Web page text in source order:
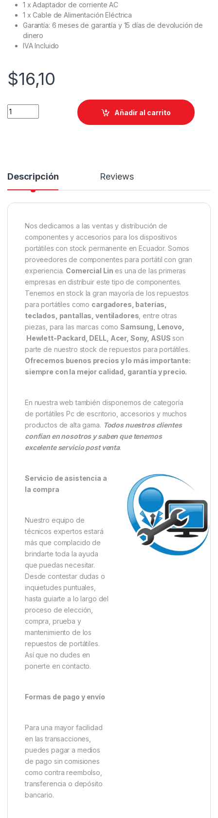
1 x Adaptador de corriente AC
1 x Cable de Alimentación Eléctrica
Garantía: 6 meses de garantía y 15 días de devolución de
dinero
IVA Incluido
$16,10
Añadir al carrito
Descripción Reviews
Nos dedicamos a las ventas y distribución de
componentes y accesorios para los dispositivos
portátiles con stock permanente en Ecuador. Somos
proveedores de componentes para portátil con gran
experiencia. Comercial Lin es una de las primeras
empresas en distribuir este tipo de componentes.
Tenemos en stock la gran mayoría de los repuestos
para portátiles como cargadores, baterías,
teclados, pantallas, ventiladores , entre otras
piezas, para las marcas como Samsung, Lenovo,
Hewlett-Packard, DELL, Acer, Sony, ASUS son
parte de nuestro stock de repuestos para portátiles.
Ofrecemos buenos precios y lo más importante:
siempre con la mejor calidad, garantía y precio.
En nuestra web también disponemos de categoría
de portátiles Pc de escritorio, accesorios y muchos
productos de alta gama. Todos nuestros clientes
confían en nosotros y saben que tenemos
excelente servicio post venta.
Servicio de asistencia a
la compra
Nuestro equipo de
técnicos expertos estará
más que complacido de
brindarte toda la ayuda
que puedas necesitar.
Desde contestar dudas o
inquietudes puntuales,
hasta guiarte a lo largo del
proceso de elección,
compra, prueba y
mantenimiento de los
repuestos de portátiles.
Así que no dudes en
ponerte en contacto.
Formas de pago y envío
Para una mayor facilidad
en las transacciones,
puedes pagar a medios
de pago sin comisiones
como contra reembolso,
transferencia o depósito
bancario.